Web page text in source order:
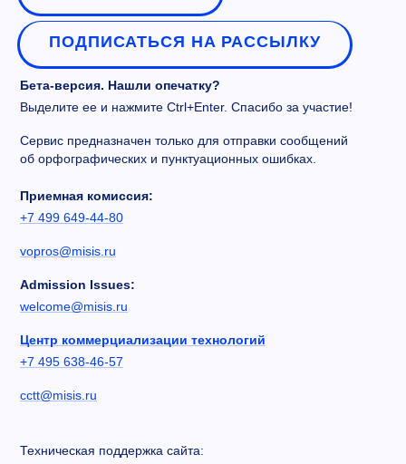
ПОДПИСАТЬСЯ НА РАССЫЛКУ
Бета-версия. Нашли опечатку?
Выделите ее и нажмите Ctrl+Enter. Спасибо за участие!
Сервис предназначен только для отправки сообщений
об орфографических и пунктуационных ошибках.
Приемная комиссия:
+7 499 649-44-80
vopros@misis.ru
Admission Issues:
welcome@misis.ru
Центр коммерциализации технологий
+7 495 638-46-57
cctt@misis.ru
Техническая поддержка сайта: